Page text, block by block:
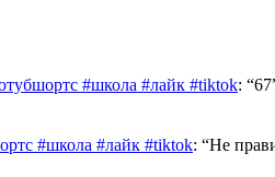
#школа #лайк #tiktok: “67
#школа #лайк #tiktok: “Не